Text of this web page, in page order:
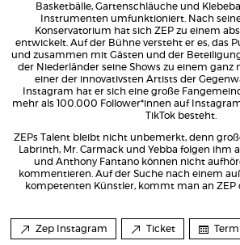
Basketbälle, Gartenschläuche und
Instrumenten umfunktioniert. Nach
Konservatorium hat sich ZEP zu einem
entwickelt. Auf der Bühne versteht er es, das
und zusammen mit Gästen und der
der Niederländer seine Shows zu einem ganz
einer der innovativsten Artists der
Instagram hat er sich eine große
mehr als 100.000 Follower*innen auf
TikTok besteht.
ZEPs Talent bleibt nicht unbemerkt, denn
Labrinth, Mr. Carmack und Yebba folgen ihm
und Anthony Fantano können nicht
kommentieren. Auf der Suche nach einem
kompetenten Künstler, kommt man an ZEP
Zep Instagram Ticket